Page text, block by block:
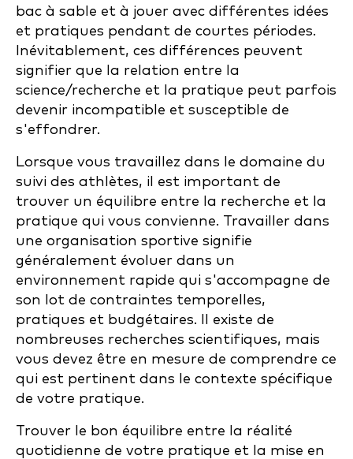
bac à sable et à jouer avec différentes idées
et pratiques pendant de courtes périodes.
Inévitablement, ces différences peuvent
signifier que la relation entre la
science/recherche et la pratique peut parfois
devenir incompatible et susceptible de
s'effondrer.
Lorsque vous travaillez dans le domaine du
suivi des athlètes, il est important de
trouver un équilibre entre la recherche et la
pratique qui vous convienne. Travailler dans
une organisation sportive signifie
généralement évoluer dans un
environnement rapide qui s'accompagne de
son lot de contraintes temporelles,
pratiques et budgétaires. Il existe de
nombreuses recherches scientifiques, mais
vous devez être en mesure de comprendre ce
qui est pertinent dans le contexte spécifique
de votre pratique.
Trouver le bon équilibre entre la réalité
quotidienne de votre pratique et la mise en